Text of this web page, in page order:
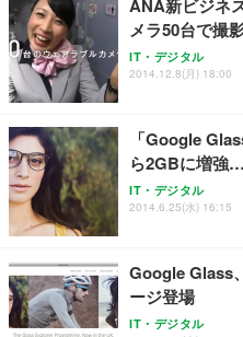
務用 おしゃれ パ
ANDWINT オフ
ッシュ 通気性 ラ
ス圧無段階昇降
【MiniLED/
HOOTER
グモニター QD
アイリスオーヤ
ュラー 200枚入
ANA新ビジネ
メラ50台で撮
IT・デジタル
2014.12.8(月) 18:00
「Google
ら2GBに増強
IT・デジタル
2014.6.25(水) 16:15
Google Glass
ージ登場
IT・デジタル